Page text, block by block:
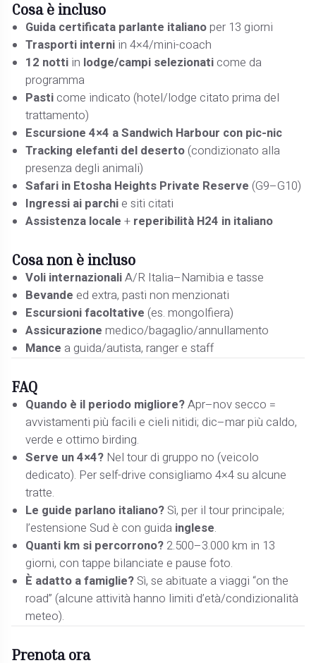
Cosa è incluso
Guida certificata parlante italianoper 13 giorni
Trasporti interni in 4×4/mini-coach
12 notti in lodge/campi selezionaticome da
programma
Pasticome indicato (hotel/lodge citato prima del
trattamento)
Escursione 4×4 a Sandwich Harbour con pic-nic
Tracking elefanti del deserto (condizionato alla
presenza degli animali)
Safari in Etosha Heights Private Reserve (G9–G10)
Ingressi ai parchie siti citati
Assistenza locale + reperibilità H24 in italiano
Cosa non è incluso
Voli internazionaliA/R Italia–Namibia e tasse
Bevande ed extra, pasti non menzionati
Escursioni facoltative (es. mongolfiera)
Assicurazione medico/bagaglio/annullamento
Mance a guida/autista, ranger e staff
FAQ
Quando è il periodo migliore?Apr–nov secco =
avvistamenti più facili e cieli nitidi; dic–mar più caldo,
verde e ottimo birding.
Serve un 4×4? Nel tour di gruppo no (veicolo
dedicato). Per self-drive consigliamo 4×4 su alcune
tratte.
Le guide parlano italiano? Sì, per il tour principale;
l’estensione Sud è con guida inglese.
Quanti km si percorrono? 2.500–3.000 km in 13
giorni, con tappe bilanciate e pause foto.
È adatto a famiglie? Sì, se abituate a viaggi “on the
road” (alcune attività hanno limiti d’età/condizionalità
meteo).
Prenota ora